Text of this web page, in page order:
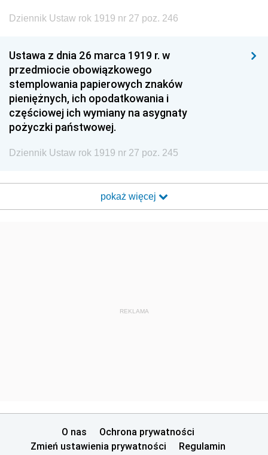
Dziennik Ustaw rok 1919 nr 27 poz. 246
Ustawa z dnia 26 marca 1919 r. w
przedmiocie obowiązkowego
stemplowania papierowych znaków
pieniężnych, ich opodatkowania i
częściowej ich wymiany na asygnaty
pożyczki państwowej.
Dziennik Ustaw rok 1919 nr 27 poz. 245
pokaż więcej
REKLAMA
O nas
Ochrona prywatności
Zmień ustawienia prywatności
Regulamin